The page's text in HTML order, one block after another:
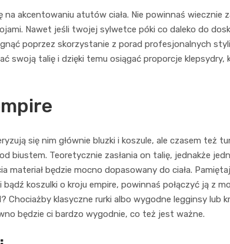
na akcentowaniu atutów ciała. Nie powinnaś wiecznie
Nawet jeśli twojej sylwetce póki co daleko do
poprzez skorzystanie z porad profesjonalnych
swoją talię i dzięki temu osiągać proporcje klepsydry,
się nim głównie bluzki i koszule, ale czasem też
biustem. Teoretycznie zasłania on talię, jednakże
materiał będzie mocno dopasowany do ciała.
bądź koszulki o kroju empire, powinnaś połączyć ją z
Chociażby klasyczne rurki albo wygodne legginsy lub
będzie ci bardzo wygodnie, co też jest ważne.